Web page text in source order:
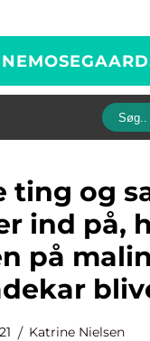
ind på,
på
Katrine Nielsen